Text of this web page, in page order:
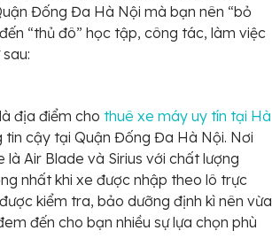
Đống Đa Hà Nội mà bạn nên “bỏ
“thủ đô” học tập, công tác, làm việc
địa điểm cho thuê xe máy uy tín tại Hà
tin cậy tại Quận Đống Đa Hà Nội. Nơi
Air Blade và Sirius với chất lượng
nhất khi xe được nhập theo lô trực
kiểm tra, bảo dưỡng định kì nên vừa
đến cho bạn nhiều sự lựa chọn phù